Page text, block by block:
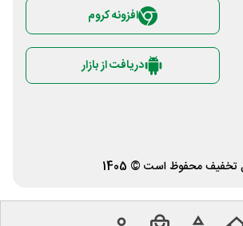
افزونه کروم
دریافت از بازار
تخفیفمحفوظ است © 1405